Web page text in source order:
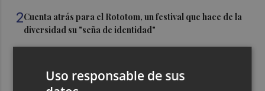
2Cuenta atrás para el Rototom, un festival que hace de la
diversidad su "seña de identidad"
mayoresUso responsable de sus